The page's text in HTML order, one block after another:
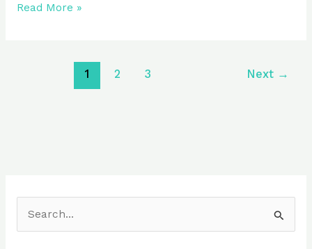
Read More »
1 2 3 Next →